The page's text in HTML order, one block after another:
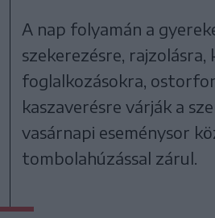
A nap folyamán a
szekerezésre, rajzolásra,
foglalkozásokra,
kaszaverésre várják a
vasárnapi eseménysor
tombolahúzással zárul.